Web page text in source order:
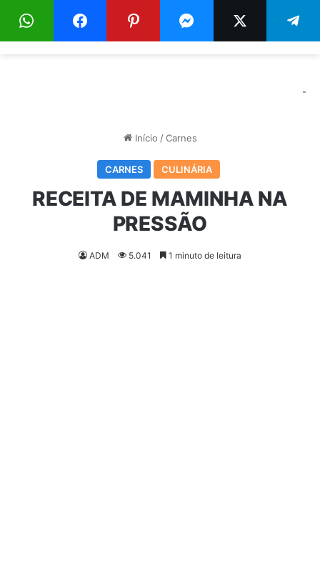
Menu
-
Início / Carnes
CARNES CULINÁRIA
RECEITA DE MAMINHA NA
PRESSÃO
ADM 5.041 1 minuto de leitura